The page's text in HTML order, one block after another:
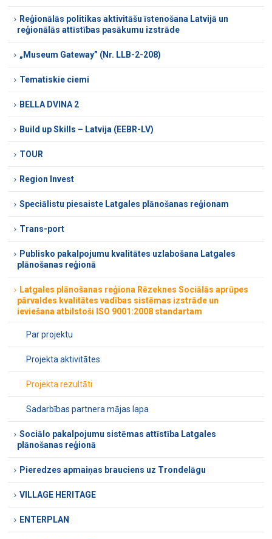
Reģionālās politikas aktivitāšu īstenošana Latvijā un
reģionālās attīstības pasākumu izstrāde
„Museum Gateway” (Nr. LLB-2-208)
Tematiskie ciemi
BELLA DVINA 2
Build up Skills – Latvija (EEBR-LV)
TOUR
Region Invest
Speciālistu piesaiste Latgales plānošanas reģionam
Trans-port
Publisko pakalpojumu kvalitātes uzlabošana Latgales
plānošanas reģionā
Latgales plānošanas reģiona Rēzeknes Sociālās aprūpes
pārvaldes kvalitātes vadības sistēmas izstrāde un
ieviešana atbilstoši ISO 9001:2008 standartam
Par projektu
Projekta aktivitātes
Projekta rezultāti
Sadarbības partnera mājas lapa
Sociālo pakalpojumu sistēmas attīstība Latgales
plānošanas reģionā
Pieredzes apmaiņas brauciens uz Trondelāgu
VILLAGE HERITAGE
ENTERPLAN